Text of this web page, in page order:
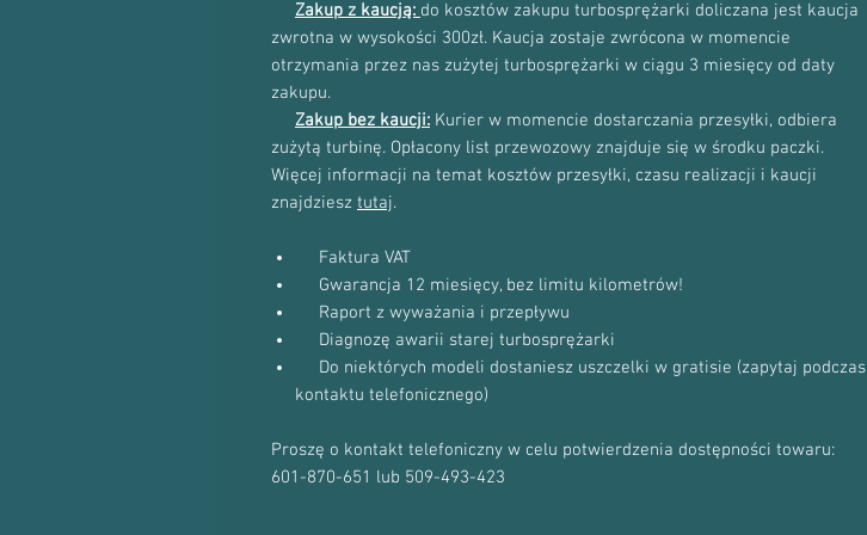
Zakup z kaucją: do kosztów zakupu turbosprężarki doliczana jest kaucja
zwrotna w wysokości 300zł. Kaucja zostaje zwrócona w momencie
otrzymania przez nas zużytej turbosprężarki w ciągu 3 miesięcy od daty
zakupu.
Zakup bez kaucji: Kurier w momencie dostarczania przesyłki, odbiera
zużytą turbinę. Opłacony list przewozowy znajduje się w środku paczki.
Więcej informacji na temat kosztów przesyłki, czasu realizacji i kaucji
znajdziesz tutaj.
Faktura VAT
Gwarancja 12 miesięcy, bez limitu kilometrów!
Raport z wyważania i przepływu
Diagnozę awarii starej turbosprężarki
Do niektórych modeli dostaniesz uszczelki w gratisie (zapytaj podczas
kontaktu telefonicznego)
Proszę o kontakt telefoniczny w celu potwierdzenia dostępności towaru:
601-870-651 lub 509-493-423